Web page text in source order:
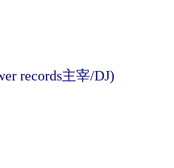
records主宰/DJ)